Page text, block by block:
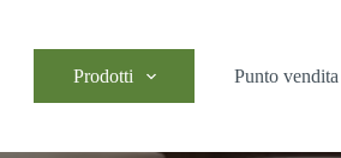
Prodotti Punto vendita